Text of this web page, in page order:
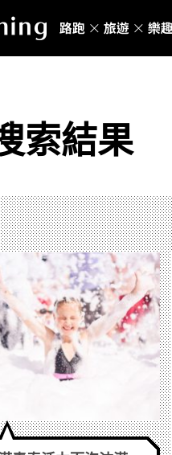
索結果